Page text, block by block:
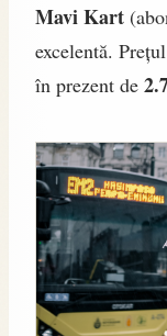
Mavi Kart
excelentă.
în prezent de